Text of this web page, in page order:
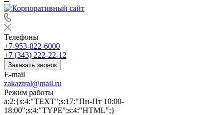
Телефоны
+7-953-822-6000
+7 (343) 222-22-12
Заказать звонок
E-mail
zakaztral@mail.ru
Режим работы
a:2:{s:4:"TEXT";s:17:"Пн-Пт 10:00-
18:00";s:4:"TYPE";s:4:"HTML";}